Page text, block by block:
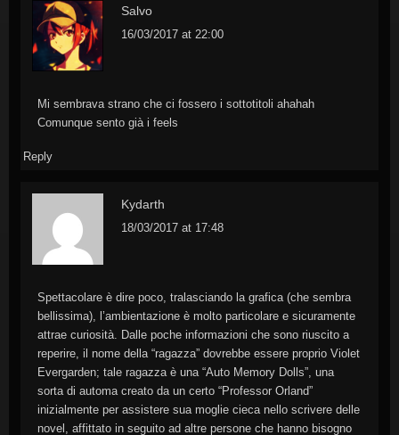
Salvo
16/03/2017 at 22:00
Mi sembrava strano che ci fossero i sottotitoli ahahah
Comunque sento già i feels
Reply
Kydarth
18/03/2017 at 17:48
Spettacolare è dire poco, tralasciando la grafica (che sembra
bellissima), l’ambientazione è molto particolare e sicuramente
attrae curiosità. Dalle poche informazioni che sono riuscito a
reperire, il nome della “ragazza” dovrebbe essere proprio Violet
Evergarden; tale ragazza è una “Auto Memory Dolls”, una
sorta di automa creato da un certo “Professor Orland”
inizialmente per assistere sua moglie cieca nello scrivere delle
novel, affittato in seguito ad altre persone che hanno bisogno